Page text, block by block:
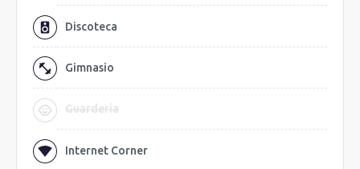
Discoteca
Gimnasio
Guardería
Internet Corner